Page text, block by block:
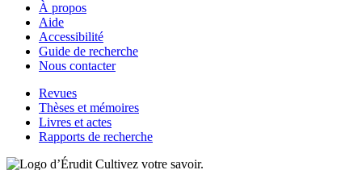
À propos
Aide
Accessibilité
Guide de recherche
Nous contacter
Revues
Thèses et mémoires
Livres et actes
Rapports de recherche
Cultivez votre savoir.